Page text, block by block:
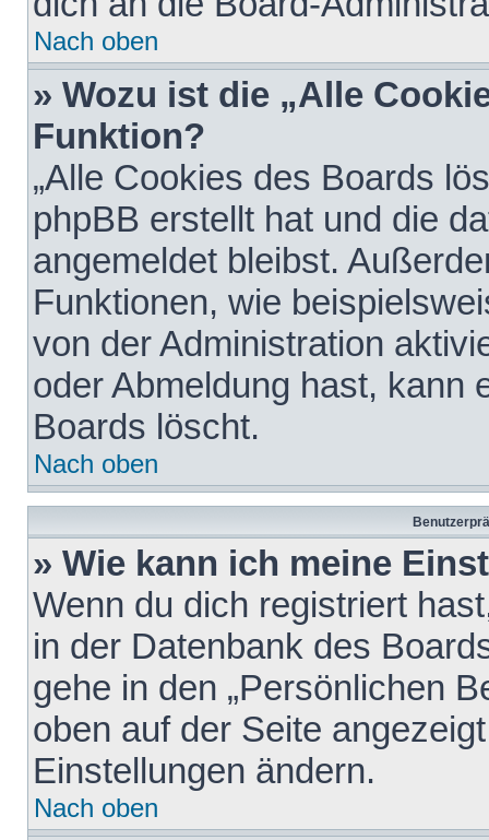
Nach oben
» Wozu ist die „Alle
Funktion?
„Alle Cookies des Boards
phpBB erstellt hat und die
angemeldet bleibst.
Funktionen, wie
von der Administration
oder Abmeldung hast, kann
Boards löscht.
Nach oben
» Wie kann ich meine
Wenn du dich registriert
in der Datenbank des
gehe in den „Persönlichen
oben auf der Seite
Einstellungen ändern.
Nach oben